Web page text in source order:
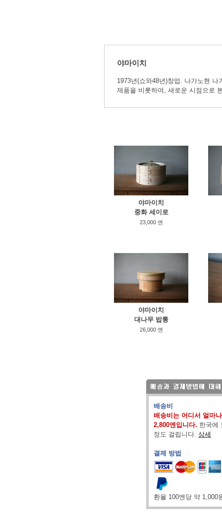
야마이치
1973년(쇼와48년)창업. 나가노현
제품을 비롯하여, 새로운 시점으로
야마이치
중화 세이로
23,000 엔
야마이치
대나무 밥통
26,000 엔
배송비
배송비는 어디서 얼마
2,800엔입니다. 한국에
정도 걸립니다. 상세
결제 방법
환율 100엔당 약 1,000